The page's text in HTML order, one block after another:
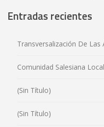
Entradas recientes
Transversalización De
Comunidad Salesiana
(sin Título)
(sin Título)